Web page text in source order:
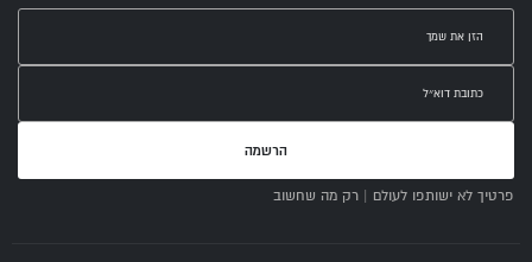
הרשמה
פרטיך לא ישותפו לעולם | רק מה שחשוב